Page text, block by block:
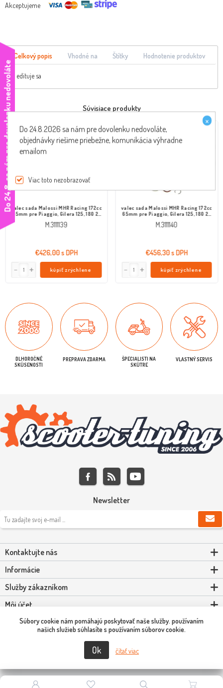
Akceptujeme
Celkový popis Vhodné na Štítky Hodnotenie produktov
edituje sa
Súvisiace produkty
valec sada Malossi MHR Racing 172cc
65mm pre Piaggio, Gilera 125, 180 2-
M.3111139
€426,00 s DPH
kúpiť zrýchlene
valec sada Malossi MHR Racing 172cc
65mm pre Piaggio, Gilera 125, 180 2T
M.3111140
€456,30 s DPH
kúpiť zrýchlene
DLHOROČNÉ
SKÚSENOSTI
PREPRAVA ZDARMA
ŠPECIALISTI NA
SKÚTRE
VLASTNÝ SERVIS
Newsletter
Kontaktujte nás
Informácie
Služby zákazníkom
Môj účet
Powered bynopCommerce
Copyright © 2026 Scooter-Tuning SK. Všetky práva vyhradené.
D
o
2
4
.
8
.
s
a
n
á
m
p
r
e
d
o
v
o
l
e
n
k
u
n
e
d
o
v
o
l
á
t
e
Súbory cookie nám pomáhajú poskytovať naše služby. používaním
našich služieb súhlasíte s používaním súborov cookie.
Ok čítať viac
×
Do 24.8.2026 sa nám pre dovolenku nedovoláte,
objednávky riešime priebežne, komunikácia výhradne
emailom
Viac toto nezobrazovať